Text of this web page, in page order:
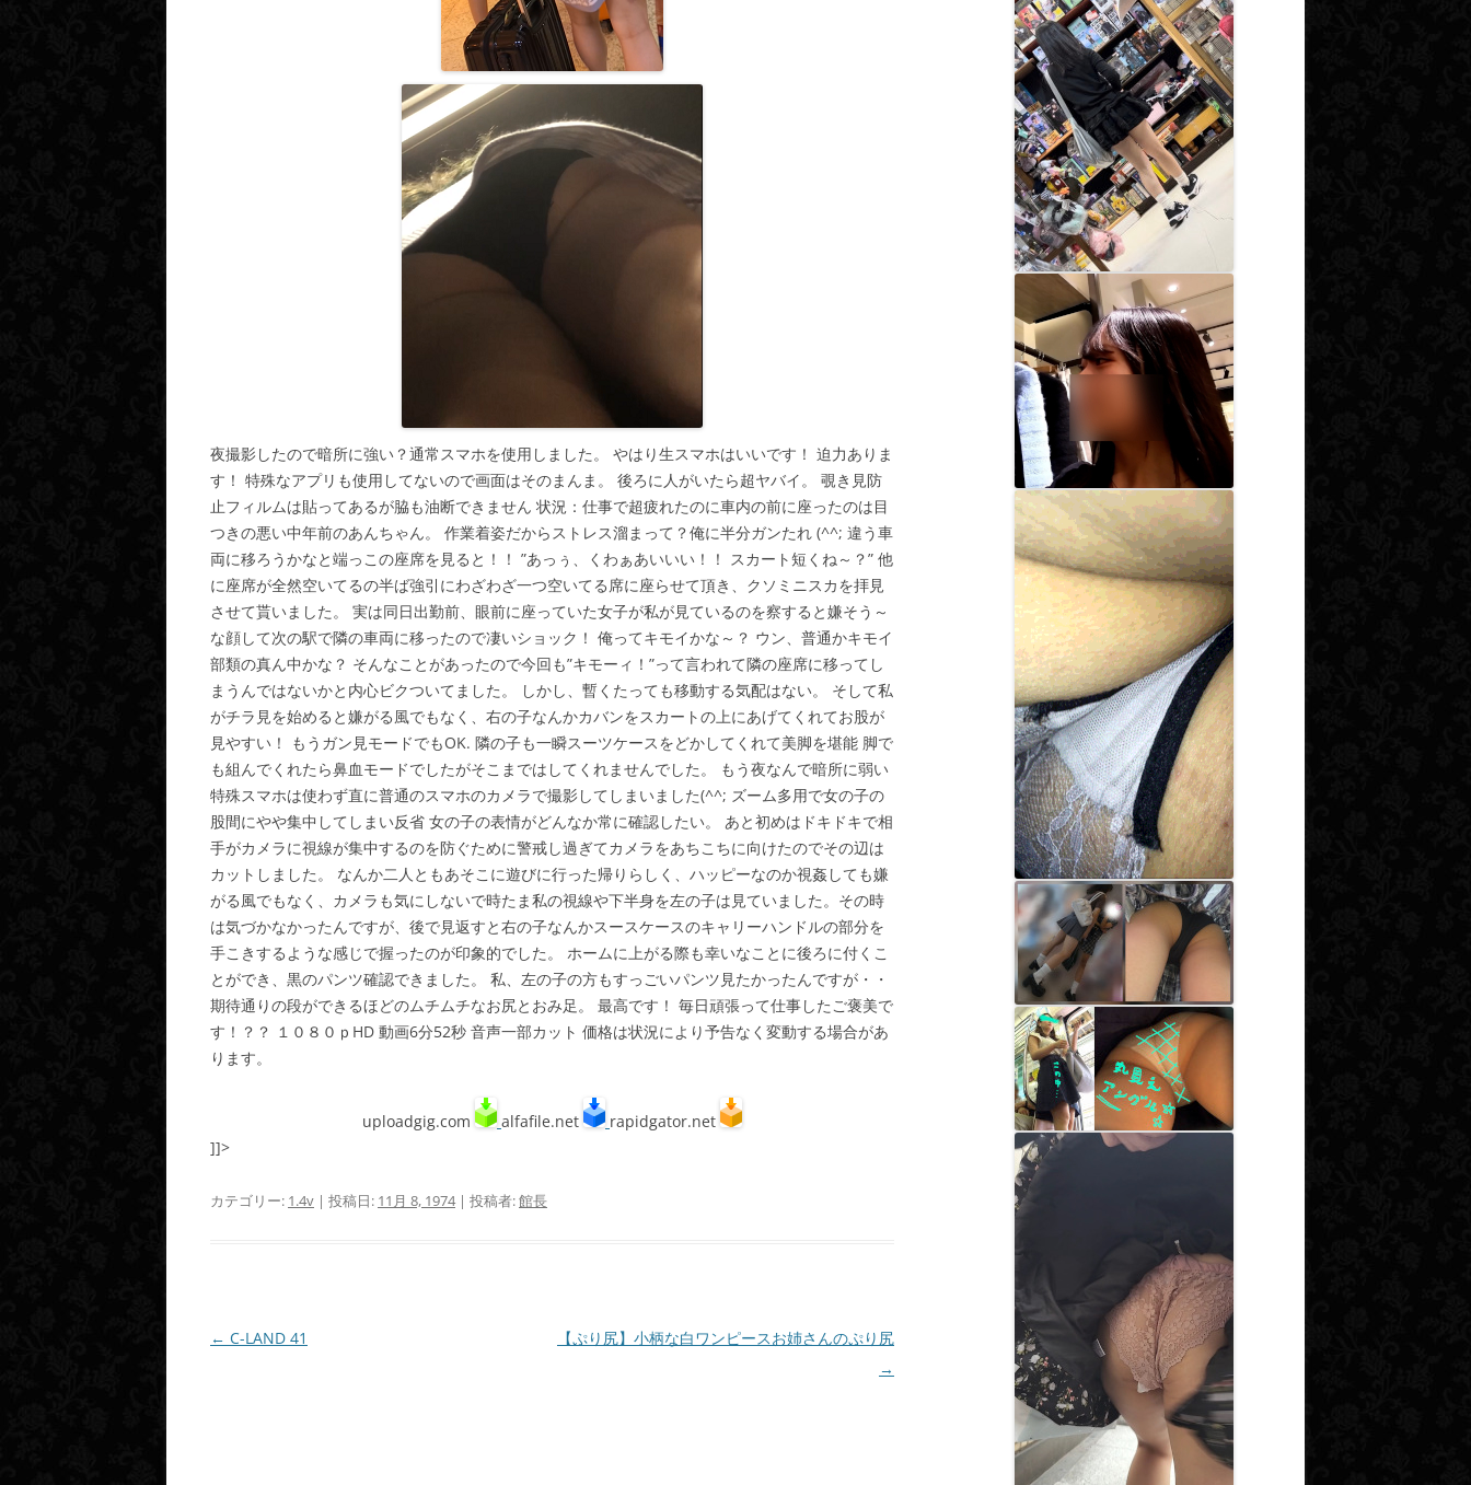
夜撮影したので暗所に強い？通常スマホを使用しました。 やはり生スマホはいいです！ 迫力ありま
す！ 特殊なアプリも使用してないので画面はそのまんま。 後ろに人がいたら超ヤバイ。 覗き見防
止フィルムは貼ってあるが脇も油断できません 状況：仕事で超疲れたのに車内の前に座ったのは目
つきの悪い中年前のあんちゃん。 作業着姿だからストレス溜まって？俺に半分ガンたれ (^^; 違う車
両に移ろうかなと端っこの座席を見ると！！ ”あっぅ、くわぁあいいい！！ スカート短くね～？” 他
に座席が全然空いてるの半ば強引にわざわざ一つ空いてる席に座らせて頂き、クソミニスカを拝見
させて貰いました。 実は同日出勤前、眼前に座っていた女子が私が見ているのを察すると嫌そう～
な顔して次の駅で隣の車両に移ったので凄いショック！ 俺ってキモイかな～？ ウン、普通かキモイ
部類の真ん中かな？ そんなことがあったので今回も”キモーィ！”って言われて隣の座席に移ってし
まうんではないかと内心ビクついてました。 しかし、暫くたっても移動する気配はない。 そして私
がチラ見を始めると嫌がる風でもなく、右の子なんかカバンをスカートの上にあげてくれてお股が
見やすい！ もうガン見モードでもOK. 隣の子も一瞬スーツケースをどかしてくれて美脚を堪能 脚で
も組んでくれたら鼻血モードでしたがそこまではしてくれませんでした。 もう夜なんで暗所に弱い
特殊スマホは使わず直に普通のスマホのカメラで撮影してしまいました(^^; ズーム多用で女の子の
股間にやや集中してしまい反省 女の子の表情がどんなか常に確認したい。 あと初めはドキドキで相
手がカメラに視線が集中するのを防ぐために警戒し過ぎてカメラをあちこちに向けたのでその辺は
カットしました。 なんか二人ともあそこに遊びに行った帰りらしく、ハッピーなのか視姦しても嫌
がる風でもなく、カメラも気にしないで時たま私の視線や下半身を左の子は見ていました。その時
は気づかなかったんですが、後で見返すと右の子なんかスースケースのキャリーハンドルの部分を
手こきするような感じで握ったのが印象的でした。 ホームに上がる際も幸いなことに後ろに付くこ
とができ、黒のパンツ確認できました。 私、左の子の方もすっごいパンツ見たかったんですが・・
期待通りの段ができるほどのムチムチなお尻とおみ足。 最高です！ 毎日頑張って仕事したご褒美で
す！？？ １０８０ｐHD 動画6分52秒 音声一部カット 価格は状況により予告なく変動する場合があ
ります。
uploadgig.com alfafile.net
rapidgator.net
]]>
カテゴリー: 1.4v | 投稿日: 11月 8, 1974| 投稿者:館長
投
← C-LAND 41
【ぷり尻】小柄な白ワンピースお姉さんのぷり尻
→